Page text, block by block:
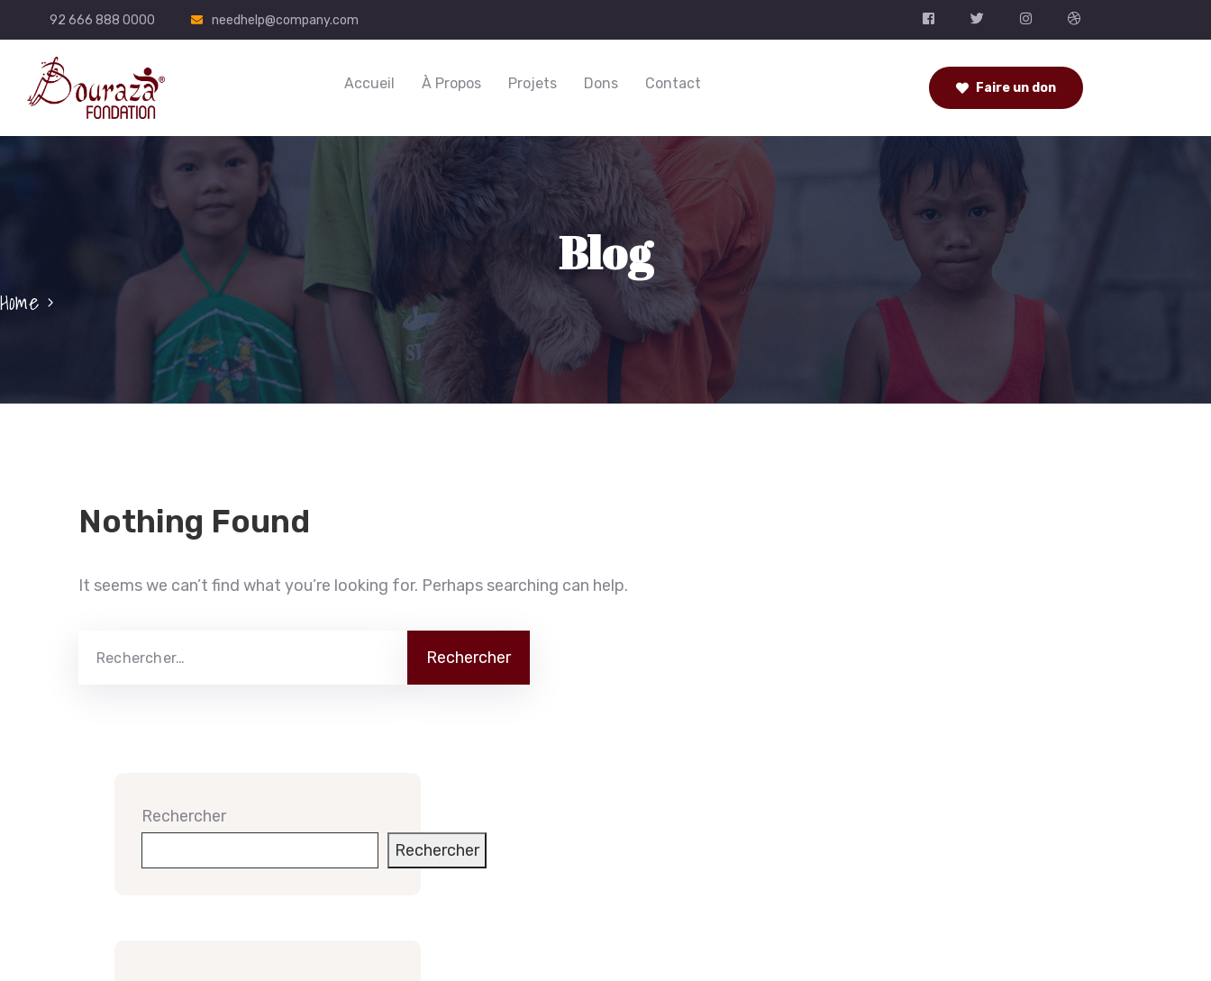
92 666 888 0000 needhelp@company.com
Accueil À Propos Projets Dons Contact Faire un don
Blog
Home
Nothing Found
It seems we can’t find what you’re looking for. Perhaps searching can help.
Rechercher
Rechercher